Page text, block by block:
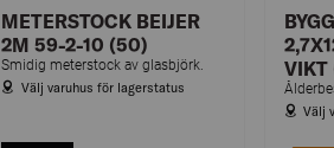
METERSTOCK BEIJER
2M 59-2-10 (50)
Smidig meterstock av glasbjörk.
Välj varuhus för lagerstatus
VIKT
Välj